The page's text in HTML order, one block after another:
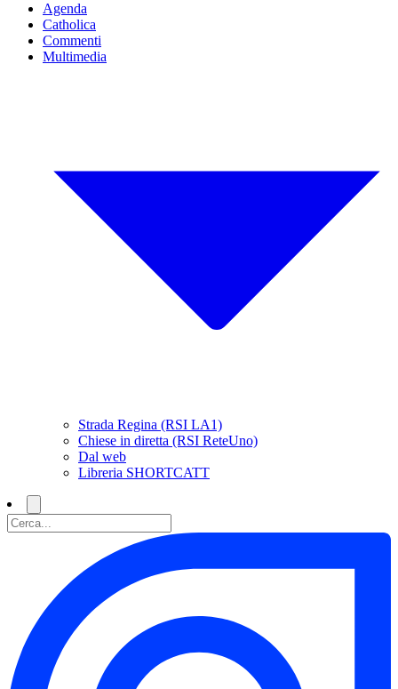
Agenda
Catholica
Commenti
Multimedia
Strada Regina (RSI LA1)
Chiese in diretta (RSI ReteUno)
Dal web
Libreria SHORTCATT